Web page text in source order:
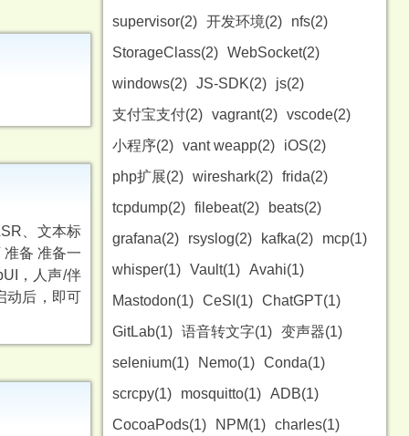
、文本标
备 准备一
，人声/伴
动后，即可
supervisor(2) 开发环境(2)
nfs(2)
StorageClass(2) WebSocket(2)
windows(2) JS-SDK(2)
js(2)
支付宝支付(2) vagrant(2) vscode(2)
小程序(2) vant weapp(2)
iOS(2)
php扩展(2) wireshark(2) frida(2)
tcpdump(2) filebeat(2)
beats(2)
grafana(2)
rsyslog(2) kafka(2)
mcp(1)
whisper(1) Vault(1) Avahi(1)
Mastodon(1) CeSI(1) ChatGPT(1)
GitLab(1) 语音转文字(1) 变声器(1)
selenium(1)
Nemo(1) Conda(1)
scrcpy(1)
mosquitto(1) ADB(1)
CocoaPods(1)
NPM(1) charles(1)